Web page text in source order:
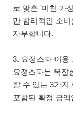
로 맞춘 '미친 가
만 합리적인 소
자부합니다.
3. 요정스파 이용
요정스파는 복잡
할 수 있는 3가지
포함된 확정 금액